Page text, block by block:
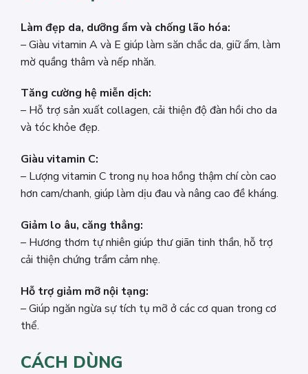
Làm đẹp da, dưỡng ẩm và chống lão hóa:
– Giàu vitamin A và E giúp làm săn chắc da, giữ ẩm, làm
mờ quầng thâm và nếp nhăn.
Tăng cường hệ miễn dịch:
– Hỗ trợ sản xuất collagen, cải thiện độ đàn hồi cho da
và tóc khỏe đẹp.
Giàu vitamin C:
– Lượng vitamin C trong nụ hoa hồng thậm chí còn cao
hơn cam/chanh, giúp làm dịu đau và nâng cao đề kháng.
Giảm lo âu, căng thẳng:
– Hương thơm tự nhiên giúp thư giãn tinh thần, hỗ trợ
cải thiện chứng trầm cảm nhẹ.
Hỗ trợ giảm mỡ nội tạng:
– Giúp ngăn ngừa sự tích tụ mỡ ở các cơ quan trong cơ
thể.
CÁCH DÙNG